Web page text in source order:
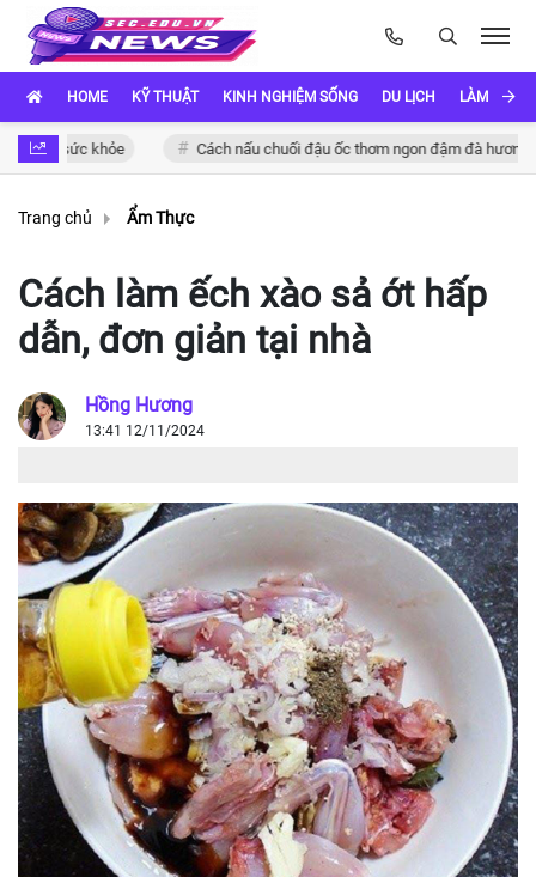
HOME KỸ THUẬT KINH NGHIỆM SỐNG DU LỊCH LÀM ĐẸP
sức khỏe Cách nấu chuối đậu ốc thơm ngon đậm đà hương vị Việt
Trang chủ Ẩm Thực
Cách làm ếch xào sả ớt hấp
dẫn, đơn giản tại nhà
Hồng Hương
13:41 12/11/2024